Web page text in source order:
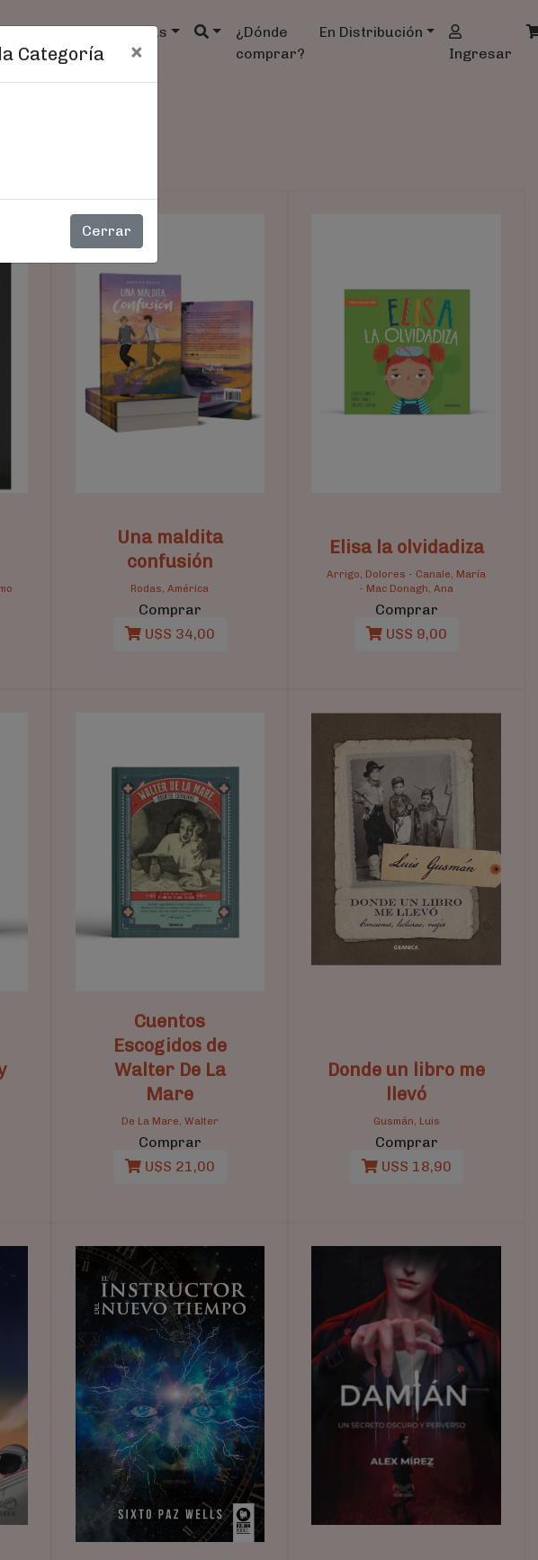
Agendas
¿Dónde
comprar?
En Distribución
Ingresar
Categoría ×
Cerrar
Una maldita
confusión
Rodas, América
Comprar
U$S 34,00
Elisa la olvidadiza
Arrigo, Dolores - Canale, María
- Mac Donagh, Ana
Comprar
U$S 9,00
Cuentos
Escogidos de
Walter De La
Mare
De La Mare, Walter
Comprar
U$S 21,00
Donde un libro me
llevó
Gusmán, Luis
Comprar
U$S 18,90